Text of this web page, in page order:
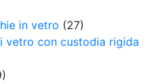
in vetro (27)
vetro con custodia rigida